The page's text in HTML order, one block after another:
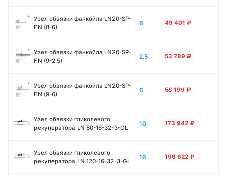
Узел обвязки фанкойла LN20-SP-
FN (8-6)
6 49 401 ₽
Узел обвязки фанкойла LN20-SP-
FN (9-2.5)
2.5 53 789 ₽
Узел обвязки фанкойла LN20-SP-
FN (9-6)
6 58 199 ₽
Узел обвязки гликолевого
рекуператора LN 80-16-32-3-GL
10 173 942 ₽
Узел обвязки гликолевого
рекуператора LN 120-16-32-3-GL
16 196 622 ₽